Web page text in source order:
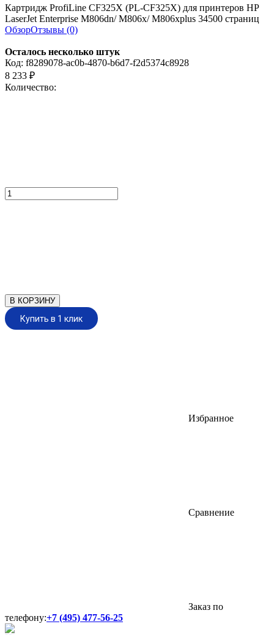
Картридж ProfiLine CF325X (PL-CF325X) для принтеров HP
LaserJet Enterprise M806dn/ M806x/ M806xplus 34500 страниц
ОбзорОтзывы (0)
Осталось несколько штук
Код: f8289078-ac0b-4870-b6d7-f2d5374c8928
8 233 ₽
Количество:
В КОРЗИНУ
Купить в 1 клик
Избранное
Сравнение
Заказ по
телефону:+7 (495) 477-56-25